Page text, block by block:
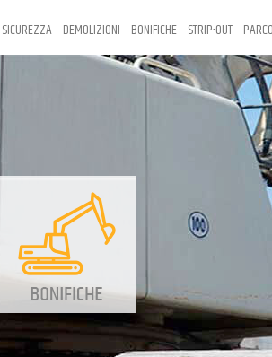
SICUREZZA DEMOLIZIONI BONIFICHE STRIP-OUT